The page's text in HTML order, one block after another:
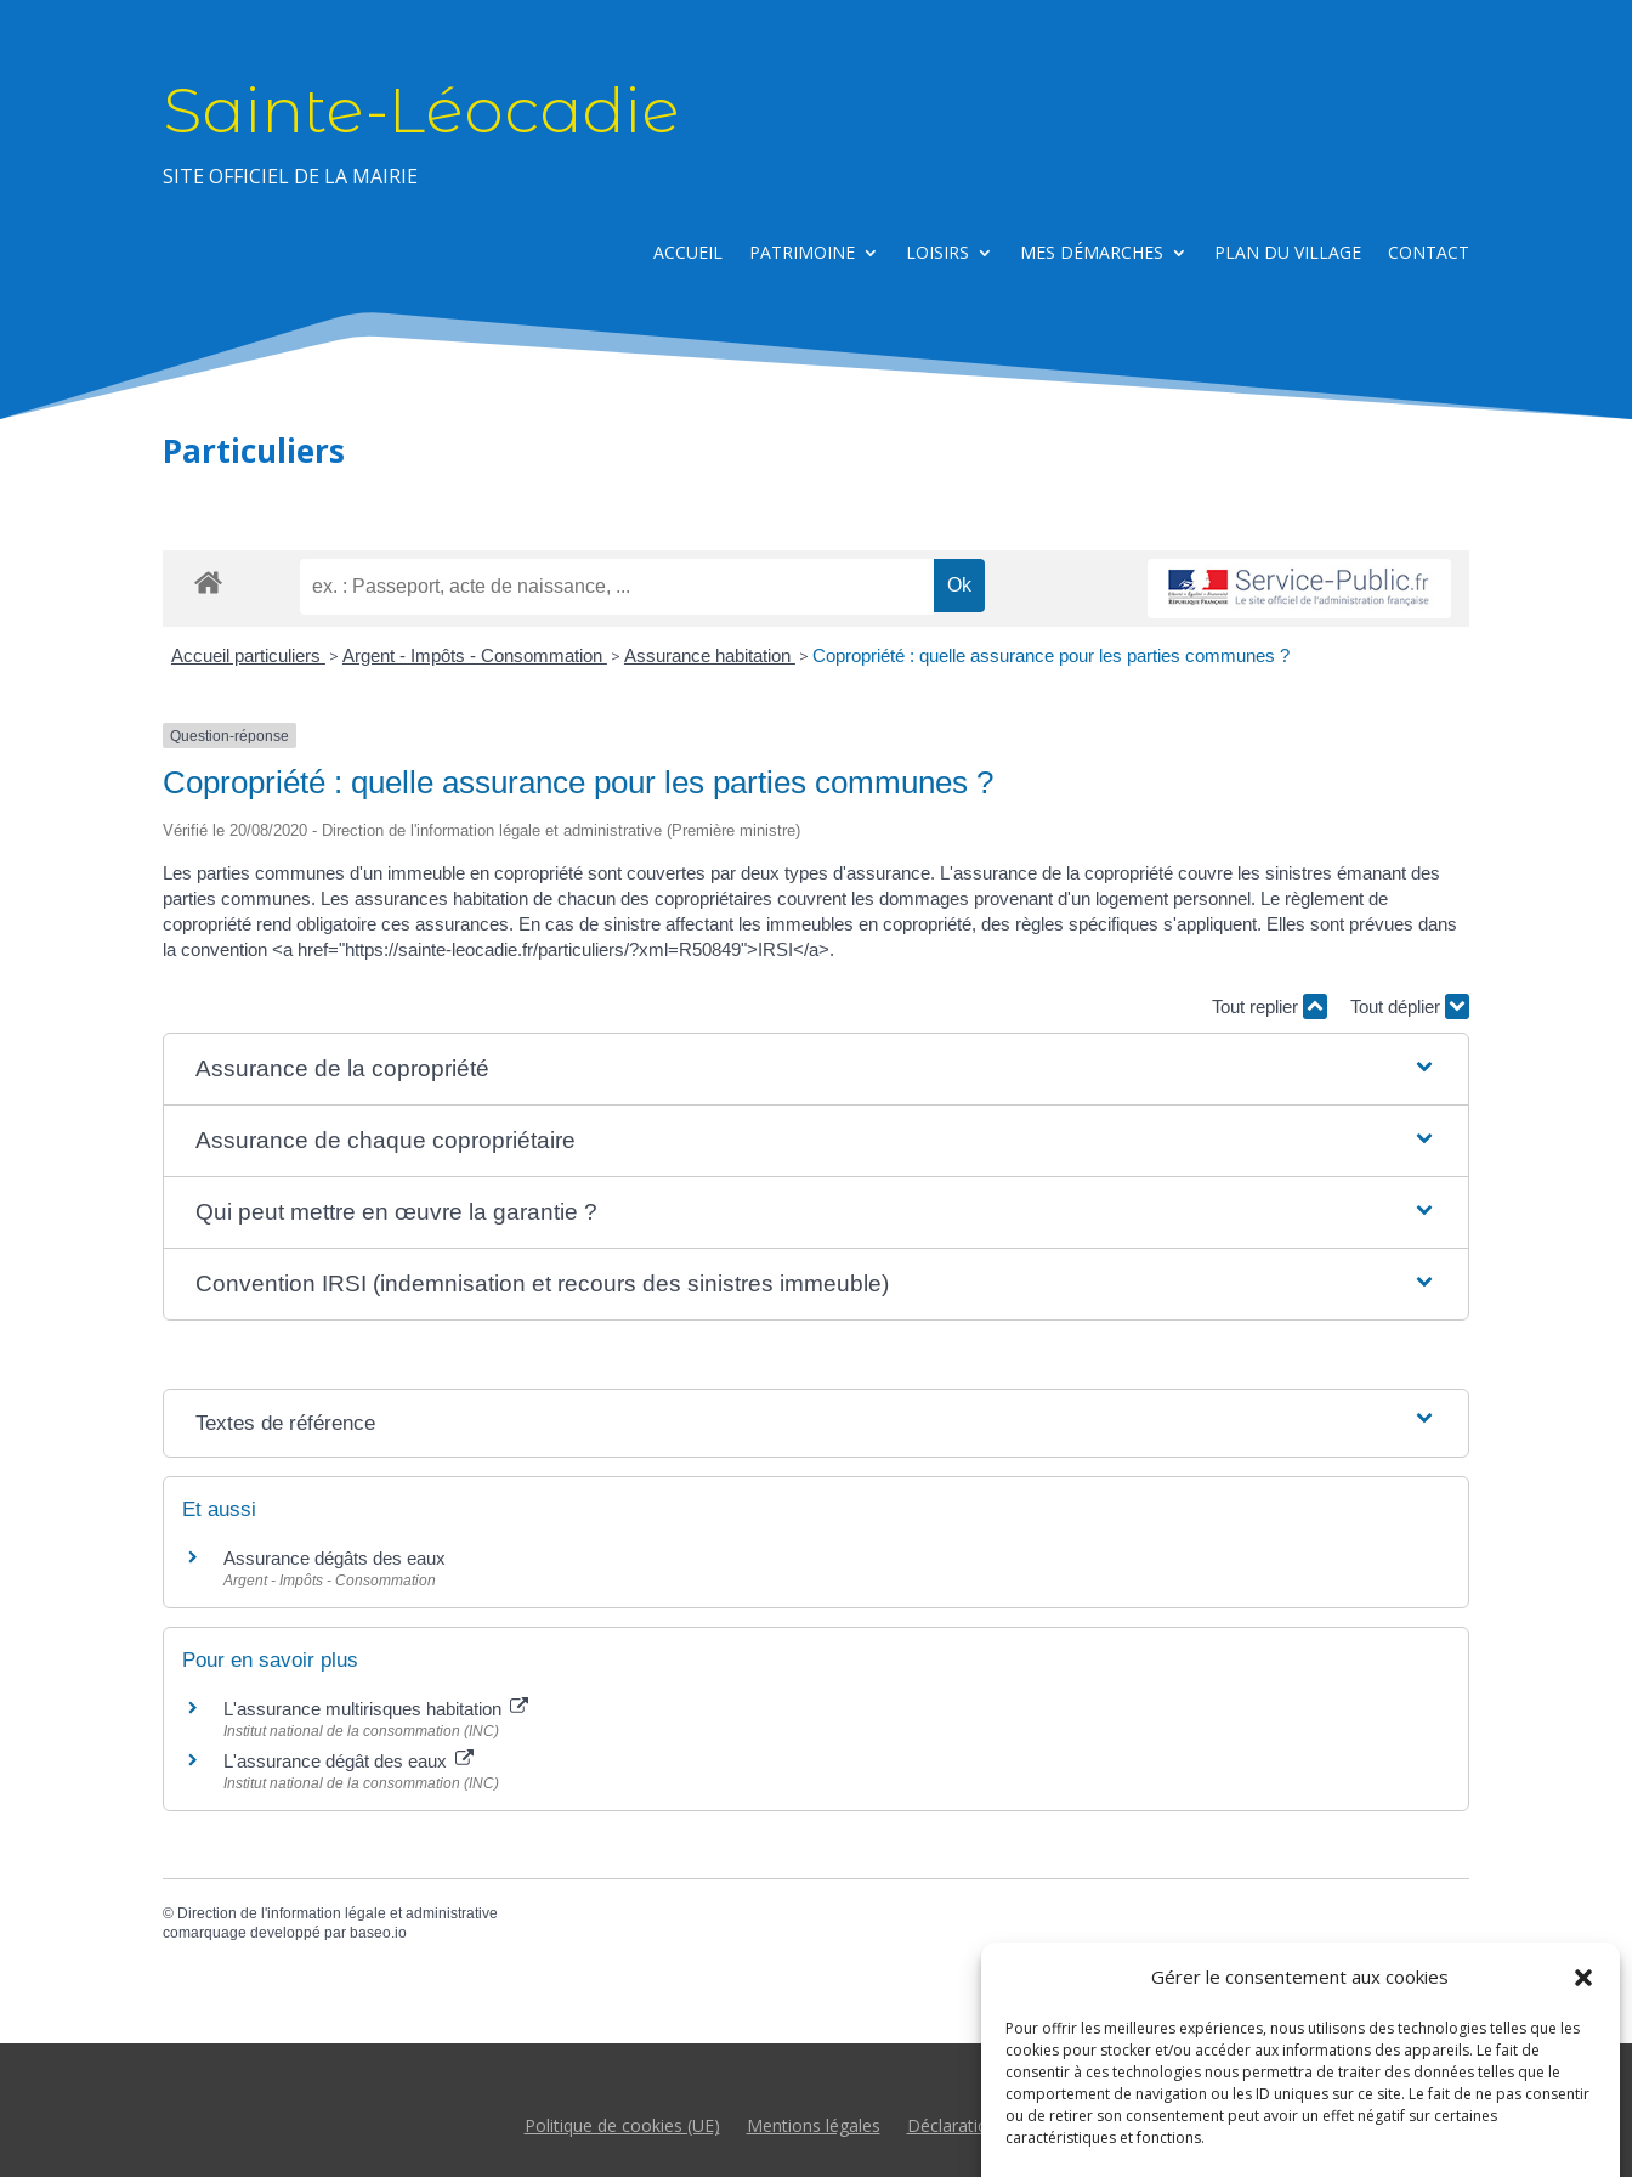
Gérer le consentement aux cookies
Pour offrir les meilleures expériences, nous utilisons des technologies telles que les
cookies pour stocker et/ou accéder aux informations des appareils. Le fait de
consentir à ces technologies nous permettra de traiter des données telles que le
comportement de navigation ou les ID uniques sur ce site. Le fait de ne pas consentir
ou de retirer son consentement peut avoir un effet négatif sur certaines
caractéristiques et fonctions.
Sainte-Léocadie
SITE OFFICIEL DE LA MAIRIE
ACCUEIL PATRIMOINE LOISIRS MES DÉMARCHES PLAN DU VILLAGE CONTACT
Particuliers
Accueil particuliers > Argent - Impôts - Consommation > Assurance habitation > Copropriété : quelle assurance pour les parties communes ?
Question-réponse
Copropriété : quelle assurance pour les parties communes ?
Vérifié le 20/08/2020 - Direction de l'information légale et administrative (Première ministre)
Les parties communes d'un immeuble en copropriété sont couvertes par deux types d'assurance. L'assurance de la copropriété couvre les sinistres émanant des
parties communes. Les assurances habitation de chacun des copropriétaires couvrent les dommages provenant d'un logement personnel. Le règlement de
copropriété rend obligatoire ces assurances. En cas de sinistre affectant les immeubles en copropriété, des règles spécifiques s'appliquent. Elles sont prévues dans
la convention <a href="https://sainte-leocadie.fr/particuliers/?xml=R50849">IRSI</a>.
Tout replier Tout déplier
Assurance de la copropriété
Assurance de chaque copropriétaire
Qui peut mettre en œuvre la garantie ?
Convention IRSI (indemnisation et recours des sinistres immeuble)
Textes de référence
Et aussi
Assurance dégâts des eaux
Argent - Impôts - Consommation
Pour en savoir plus
L'assurance multirisques habitation
Institut national de la consommation (INC)
L'assurance dégât des eaux
Institut national de la consommation (INC)
© Direction de l'information légale et administrative
comarquage developpé par baseo.io
Politique de cookies (UE) Mentions légales Déclaration d’accessibilité